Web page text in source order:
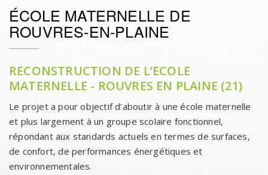
ÉCOLE MATERNELLE DE
ROUVRES-EN-PLAINE
RECONSTRUCTION DE L’ECOLE
MATERNELLE - ROUVRES EN PLAINE (21)
Le projet a pour objectif d’aboutir à une école maternelle
et plus largement à un groupe scolaire fonctionnel,
répondant aux standards actuels en termes de surfaces,
de confort, de performances énergétiques et
environnementales.